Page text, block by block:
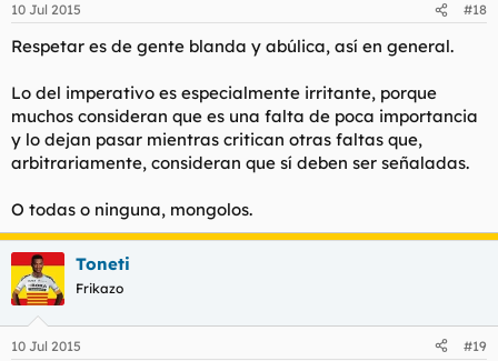
10 Jul 2015 #18
Respetar es de gente blanda y abúlica, así en general.
Lo del imperativo es especialmente irritante, porque
muchos consideran que es una falta de poca importancia
y lo dejan pasar mientras critican otras faltas que,
arbitrariamente, consideran que sí deben ser señaladas.
O todas o ninguna, mongolos.
Toneti
Frikazo
10 Jul 2015 #19